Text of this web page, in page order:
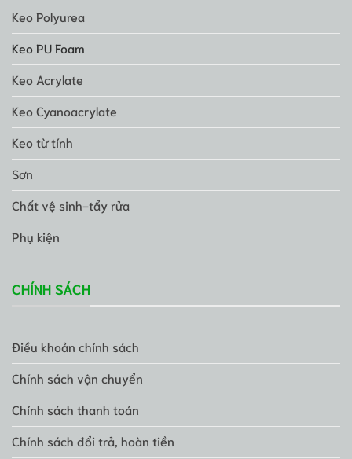
Keo Polyurea
Keo PU Foam
Keo Acrylate
Keo Cyanoacrylate
Keo từ tính
Sơn
Chất vệ sinh-tẩy rửa
Phụ kiện
CHÍNH SÁCH
Điều khoản chính sách
Chính sách vận chuyển
Chính sách thanh toán
Chính sách đổi trả, hoàn tiền